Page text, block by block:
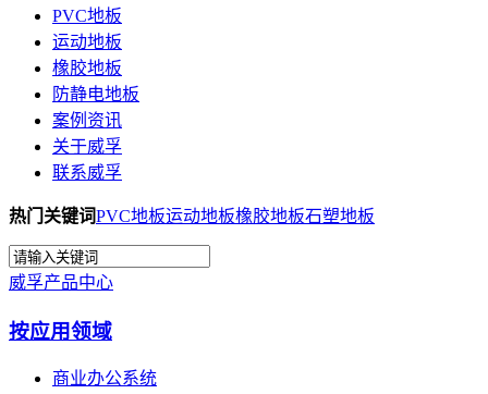
PVC地板
运动地板
橡胶地板
防静电地板
案例资讯
关于威孚
联系威孚
热门关键词PVC地板运动地板橡胶地板石塑地板
威孚产品中心
按应用领域
商业办公系统